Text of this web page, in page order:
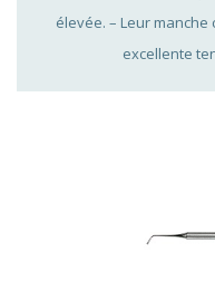
élevée. – Leur
excellente